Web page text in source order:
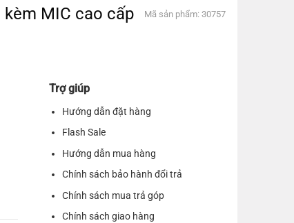
kèm MIC cao cấp Mã sản phẩm: 30757
Trợ giúp
Hướng dẫn đặt hàng
Flash Sale
Hướng dẫn mua hàng
Chính sách bảo hành đổi trả
Chính sách mua trả góp
Chính sách giao hàng